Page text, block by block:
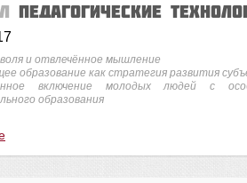
Педагогические
и отвлечённое мышление
образование как стратегия развития
включение молодых людей с
образования